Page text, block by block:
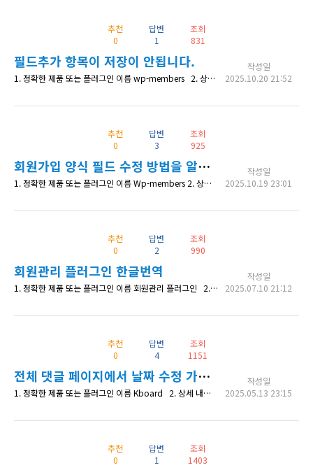
추천
0
답변
1
조회
831
필드추가 항목이 저장이 안됩니다.
1. 정확한 제품 또는 플러그인 이름 wp-members 2. 상세 내용 - 회원가입시 기존필드 + 필드추가 항목 까지 해서 모두 입력 후에 회원가입 버튼을 클릭하면 필드추가한 항목은 필수입니다. 라고 하면서 입력된 값이 없습니다. 예를 들어서 성별을 필드추가로 추가 ⇢ 회원가입 시 "남" 입력 ⇢ 회원가입 버튼 클릭 ⇢ 오류 발생 "성별은 필수 입력란입니다." 성별은 공란. 필드추가한 항목이 3개가 되
작성일
2025.10.20 21:52
추천
0
답변
3
조회
925
회원가입 양식 필드 수정 방법을 알고 싶습니다.
1. 정확한 제품 또는 플러그인 이름 Wp-members 2. 상세 내용 https://blog.naver.com/PostView.nhn?blogId=chan2rrj&logNo=221245839574 이 내용 중 에서 개별로 편집할 수 있는 필터인 wpmem_register_form_rows을 이용해서 자식테마의 functions.php에 아래 코드를 입력했습니다. add_filter('wpmem_regi
작성일
2025.10.19 23:01
추천
0
답변
2
조회
990
회원관리 플러그인 한글번역
1. 정확한 제품 또는 플러그인 이름 회원관리 플러그인 2. 상세 내용 회원관리 플러그인 3.4 버젼을 사용중입니다. [cosmosfarm_members_account_links] 을 사용하면 영문으로 나오는 문제로 검색을 해보니 버젼업이 필요한듯한다. 정책이 변경되서인지 "모든 상품은 구입 후 1년 이내만 다운로드 또는 업데이트 가능합니다." 라고 하는데 4.4버젼을 사용하려면 재구매를 해야하는 걸까요?
작성일
2025.07.10 21:12
추천
0
답변
4
조회
1151
전체 댓글 페이지에서 날짜 수정 가능할까요?
1. 정확한 제품 또는 플러그인 이름 Kboard 2. 상세 내용 워드프레스 관리자 -> KBoard -> 전체 게시글 페이지에서 날짜를 수정하는 것처럼 워드프레스 관리자 -> KBoard -> 전체 댓글 페이지에서 날짜를 수정할 수 있을까요? 전체 게시글의 날짜와 댓글 페이지의 날짜의 방식이 다른가요? 3. 확인 가능한 상세 페이지 주소 4. 수정한 코드 내역 (있다면)
작성일
2025.05.13 23:15
추천
0
답변
1
조회
1403